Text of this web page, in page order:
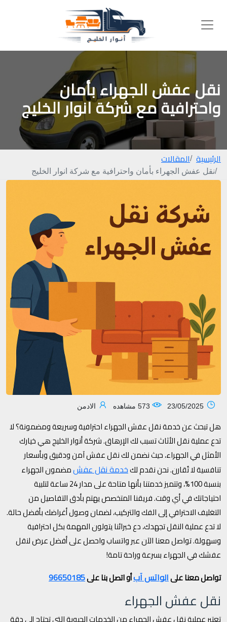
نقل عفش الجهراء بأمان
واحترافية مع شركة انوار الخليج
الرئيسية المقالات
نقل عفش الجهراء بأمان واحترافية مع شركة انوار الخليج
الادمن
هل تبحث عن خدمة نقل عفش الجهراء احترافية وسريعة ومضمونة؟ لا
تدع عملية نقل الأثاث تسبب لك الإرهاق. شركة أنوار الخليج هي خيارك
الأمثل في الجهراء، حيث نضمن لك نقل عفش آمن ودقيق وبأسعار
تنافسية لا تُقارن. نحن نقدم لكخدمة نقل عفشمضمون الجهراء
بنسبة 100%، وتتميز خدمتنا بأنها متاحة على مدار 24 ساعة لتلبية
احتياجاتك في أي وقت. فريقنا المتخصص يهتم بأدق التفاصيل من
التغليف الاحترافي إلى الفك والتركيب، لضمان وصول أغراضك بأفضل حالة.
لا تدع عملية النقل تجهدك، دع خبرائنا يتولون المهمة بكل احترافية
وسهولة. تواصل معنا الآن عبر واتساب واحصل على أفضل عرض لنقل
عفشك في الجهراء بسرعة وراحة تامة!
تواصل معنا علىالواتس آبأو اتصل بنا على96650185
نقل عفش الجهراء